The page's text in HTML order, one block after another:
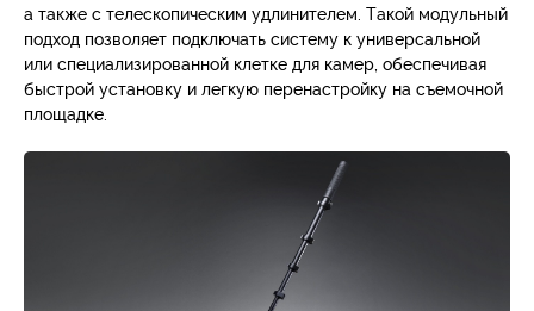
а также с телескопическим удлинителем. Такой модульный
подход позволяет подключать систему к универсальной
или специализированной клетке для камер, обеспечивая
быстрой установку и легкую перенастройку на съемочной
площадке.